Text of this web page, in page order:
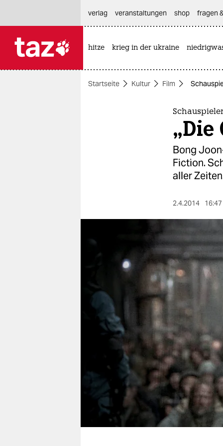
themen
nord
wahrheit
verlag
verlag
veranstaltungen
fragen & hilfe
unterstützen
genossenschaft
verlag
veranstaltungen shop fragen
hitze krieg in der ukraine
Startseite Kultur Film
„Die
Bong
Fiction.
aller
2.4.2014